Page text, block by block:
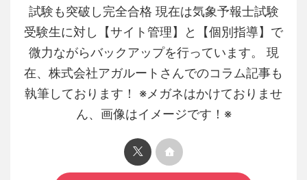
試験も突破し完全合格 現在は気象予報士試験
受験生に対し【サイト管理】と【個別指導】で
微力ながらバックアップを行っています。 現
在、株式会社アガルートさんでのコラム記事も
執筆しております！ ※メガネはかけておりませ
ん、画像はイメージです！※